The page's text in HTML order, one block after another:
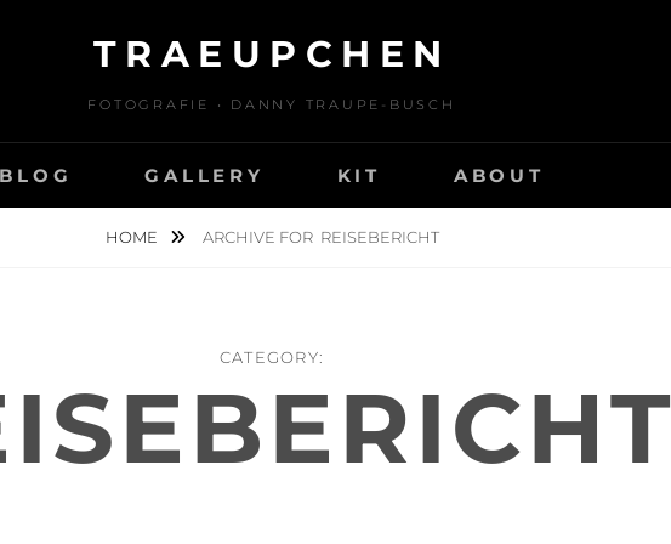
TRAEUPCHEN
FOTOGRAFIE • DANNY TRAUPE-BUSCH
BLOG GALLERY KIT ABOUT
HOME ARCHIVE FOR REISEBERICHT
CATEGORY: